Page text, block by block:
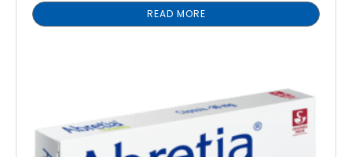
READ MORE